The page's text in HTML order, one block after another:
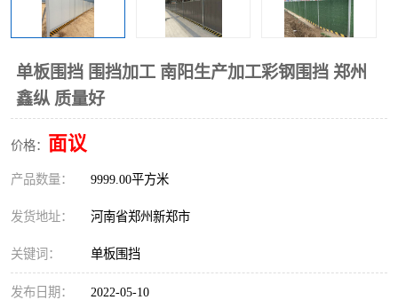
单板围挡 围挡加工 南阳生产加工彩钢围挡 郑州
鑫纵 质量好
价格： 面议
产品数量： 9999.00平方米
发货地址： 河南省郑州新郑市
关键词： 单板围挡
发布日期： 2022-05-10